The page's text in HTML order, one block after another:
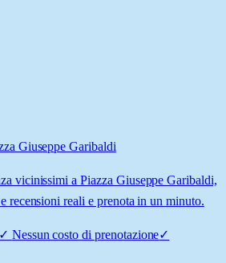
Giuseppe Garibaldi
vicinissimi a Piazza Giuseppe Garibaldi,
recensioni reali e prenota in un minuto.
✓ Nessun costo di prenotazione✓